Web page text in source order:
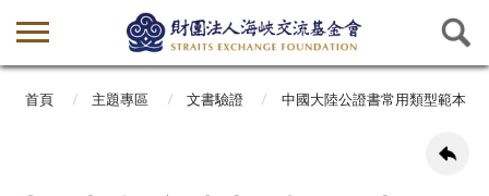
首頁 主題專區 文書驗證 中國大陸公證書常用類型範本